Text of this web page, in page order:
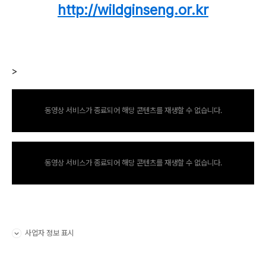
http://wildginseng.or.kr
>
동영상 서비스가 종료되어 해당 콘텐츠를 재생할 수 없습니다.
동영상 서비스가 종료되어 해당 콘텐츠를 재생할 수 없습니다.
사업자 정보 표시